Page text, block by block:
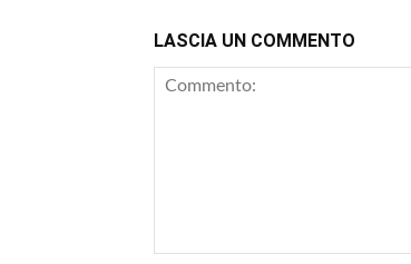
LASCIA UN COMMENTO